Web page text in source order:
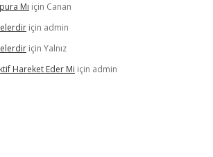
Mı için Canan
için admin
için Yalnız
Hareket Eder Mi için admin